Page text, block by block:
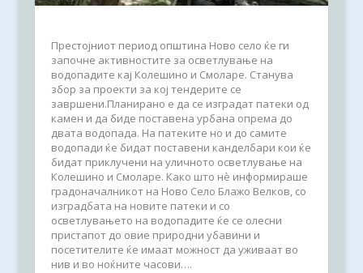
Престојниот период општина Ново село ќе ги
започне активностите за осветлување на
водопадите кај Колешино и Смоларе. Станува
збор за проекти за кој тендерите се
завршени.Планирано е да се изградат патеки од
камен и да биде поставена урбана опрема до
двата водопада. На патеките но и до самите
водопади ќе бидат поставени канделбари кои ќе
бидат приклучени на уличното осветлување на
Колешино и Смоларе. Како што нè информираше
градоначалникот на Ново Село Блажо Велков, со
изградбата на новите патеки и со
осветлувањето на водопадите ќе се олесни
пристапот до овие природни убавини и
посетителите ќе имаат можност да уживаат во
нив и во ноќните часови….